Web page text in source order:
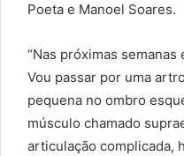
Poeta e Manoel Soares.
“Nas próximas
Vou passar por uma
pequena no ombro
músculo chamado
articulação complicada,